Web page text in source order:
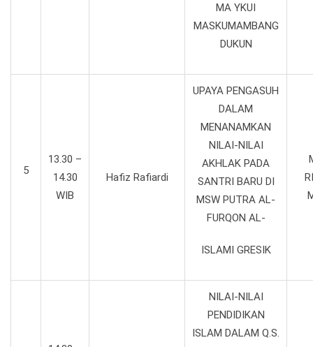
MA YKUI
MASKUMAMBANG
DUKUN
5
13.30 –
14.30
WIB
Hafiz Rafiardi
UPAYA PENGASUH
DALAM
MENANAMKAN
NILAI-NILAI
AKHLAK PADA
SANTRI BARU DI
MSW PUTRA AL-
FURQON AL-
ISLAMI GRESIK
NILAI-NILAI
PENDIDIKAN
ISLAM DALAM Q.S.